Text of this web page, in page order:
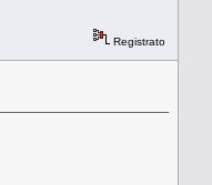
Registrato